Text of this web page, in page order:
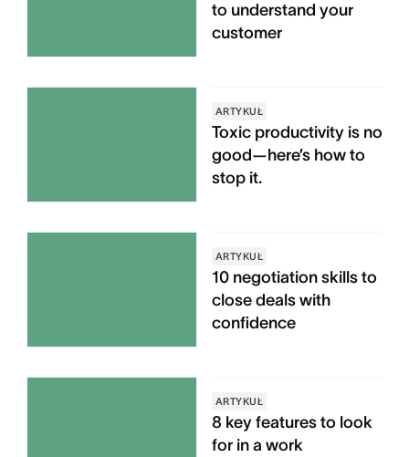
to understand your
customer
ARTYKUŁ
Toxic productivity is no
good—here’s how to
stop it.
ARTYKUŁ
10 negotiation skills to
close deals with
confidence
ARTYKUŁ
8 key features to look
for in a work